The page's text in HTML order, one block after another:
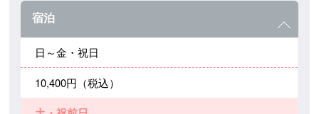
宿泊
日～金・祝日
10,400円（税込）